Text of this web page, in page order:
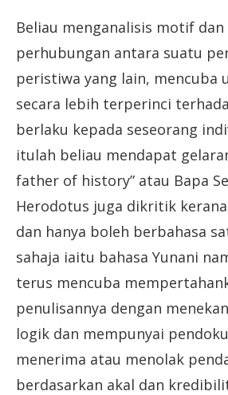
Beliau menganalisis motif
perhubungan antara suatu
peristiwa yang lain, mencuba
secara lebih terperinci
berlaku kepada seseorang
itulah beliau mendapat
father of history” atau Bapa
Herodotus juga dikritik
dan hanya boleh berbahasa
sahaja iaitu bahasa Yunani
terus mencuba
penulisannya dengan
logik dan mempunyai
menerima atau menolak
berdasarkan akal dan